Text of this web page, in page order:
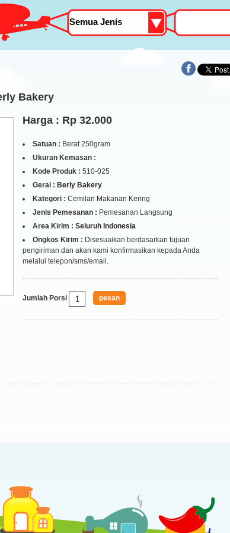
Bakery
Harga : Rp 32.000
Satuan : Berat 250gram
Ukuran Kemasan :
Kode Produk : 510-025
Gerai : Berly Bakery
Kategori : Cemilan Makanan Kering
Jenis Pemesanan : Pemesanan Langsung
Area Kirim : Seluruh Indonesia
Ongkos Kirim : Disesuaikan berdasarkan tujuan
pengiriman dan akan kami konfirmasikan kepada Anda
melalui telepon/sms/email.
Jumlah Porsi